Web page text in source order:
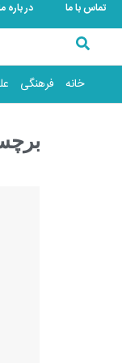
تماس با ما در باره
خانه فرهنگی